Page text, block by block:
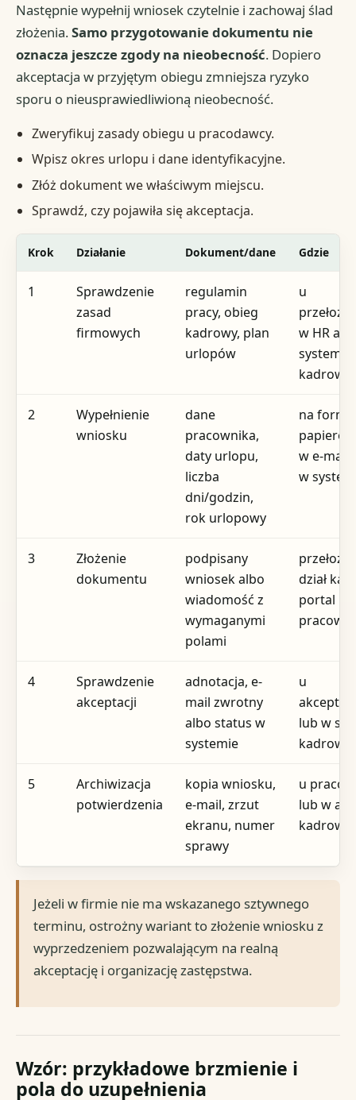
Następnie wypełnij wniosek czytelnie i zachowaj ślad
złożenia.Samo przygotowanie dokumentu nie
oznacza jeszcze zgody na nieobecność. Dopiero
akceptacja w przyjętym obiegu zmniejsza ryzyko
sporu o nieusprawiedliwioną nieobecność.
Zweryfikuj zasady obiegu u pracodawcy.
Wpisz okres urlopu i dane identyfikacyjne.
Złóż dokument we właściwym miejscu.
Sprawdź, czy pojawiła się akceptacja.
Krok Działanie Dokument/dane Gdzie
1
Sprawdzenie
zasad
firmowych
regulamin
pracy, obieg
kadrowy, plan
urlopów
u
w HR
systemie
2
Wypełnienie
wniosku
dane
pracownika,
daty urlopu,
liczba
dni/godzin,
rok urlopowy
na
w e-
w
3
Złożenie
dokumentu
podpisany
wniosek albo
wiadomość z
wymaganymi
polami
dział
portal
4
Sprawdzenie
akceptacji
adnotacja, e-
mail zwrotny
albo status w
systemie
u
lub w
5
Archiwizacja
potwierdzenia
kopia wniosku,
e-mail, zrzut
ekranu, numer
sprawy
u
lub w
Jeżeli w firmie nie ma wskazanego sztywnego
terminu, ostrożny wariant to złożenie wniosku z
wyprzedzeniem pozwalającym na realną
akceptację i organizację zastępstwa.
Wzór: przykładowe brzmienie i
pola do uzupełnienia